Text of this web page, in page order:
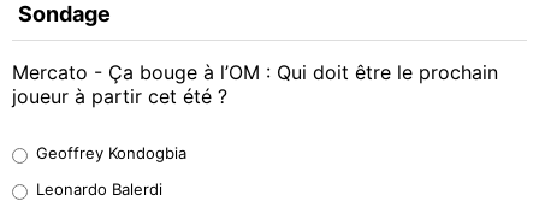
Sondage
Mercato - Ça bouge à l’OM : Qui doit être le prochain
joueur à partir cet été ?
38%
Geoffrey Kondogbia
Leonardo Balerdi